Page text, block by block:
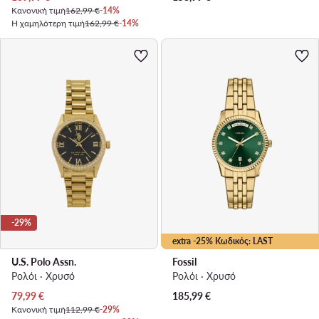
Κανονική τιμή162,99 €-14%
Η χαμηλότερη τιμή162,99 €-14%
-29%
U.S. Polo Assn.
Ρολόι · Χρυσό
Τρέχουσα τιμή
79,99€
Κανονική τιμή112,99 €-29%
extra -25% Κωδικός: LAST
Fossil
Ρολόι · Χρυσό
185,99€